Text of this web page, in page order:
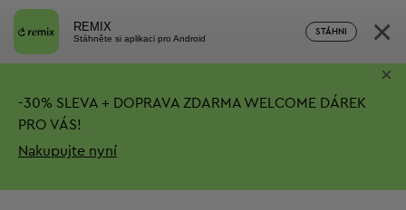
REMIX
Stáhněte si aplikaci pro Android
STÁHNI ×
-30% SLEVA + DOPRAVA ZDARMA WELCOME DÁREK
PRO VÁS!
Nakupujte nyní
×